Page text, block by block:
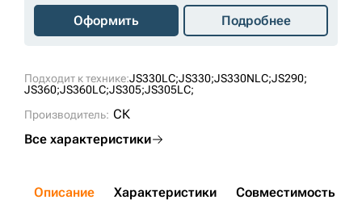
Подходит к технике:JS330LC;JS330;JS330NLC;JS290;
JS360;JS360LC;JS305;JS305LC;
Производитель: СК
Все характеристики
Оформить Подробнее
Описание Характеристики Совместимость